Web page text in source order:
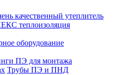
качественный утеплитель
теплоизоляция
оборудование
ПЭ для монтажа
Трубы ПЭ и ПНД